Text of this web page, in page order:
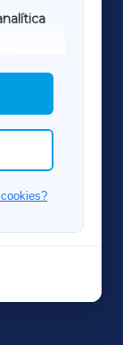
das